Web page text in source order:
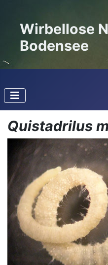
Wirbellose
Bodensee
Quistadrilus